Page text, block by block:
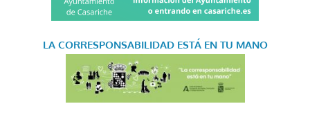
LA CORRESPONSABILIDAD ESTÁ EN TU MANO